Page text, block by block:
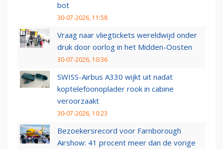
bot
30-07-2026, 11:58
Vraag naar vliegtickets wereldwijd onder
druk door oorlog in het Midden-Oosten
30-07-2026, 10:36
SWISS-Airbus A330 wijkt uit nadat
koptelefoonoplader rook in cabine
veroorzaakt
30-07-2026, 10:23
Bezoekersrecord voor Farnborough
Airshow: 41 procent meer dan de vorige